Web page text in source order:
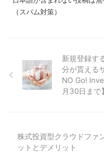
（スパム対策）
新規登録す
分が貰える
NO Go!
月30日まで】
株式投資型クラウドファ
ットとデメリット